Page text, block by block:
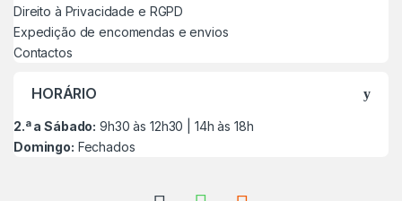
Direito à Privacidade e RGPD
Expedição de encomendas e envios
Contactos
HORÁRIO
2.ª a Sábado: 9h30 às 12h30 | 14h às 18h
Domingo: Fechados